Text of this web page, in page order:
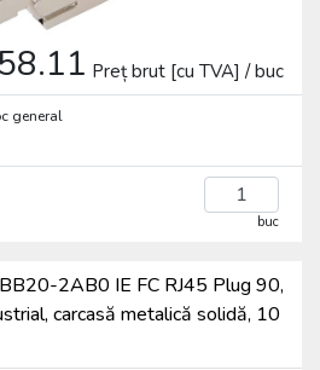
Preț brut [cu TVA] / buc
general
buc
2AB0 IE FC RJ45 Plug 90,
carcasă metalică solidă, 10